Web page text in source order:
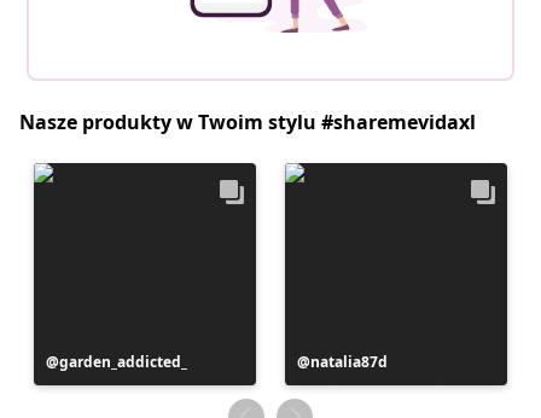
Nasze produkty w Twoim stylu #sharemevidaxl
Post
opublikowany
garden_addicted_
Post
opublikowany
przez
natalia87d